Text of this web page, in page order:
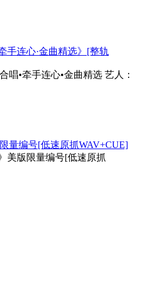
手连心·金曲精选》[整轨
唱•牵手连心•金曲精选 艺人：
量编号[低速原抓WAV+CUE]
美版限量编号[低速原抓